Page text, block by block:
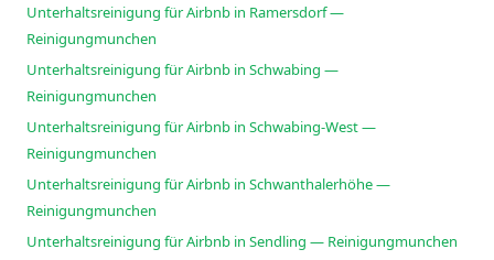
Unterhaltsreinigung für Airbnb in Ramersdorf —
Reinigungmunchen
Unterhaltsreinigung für Airbnb in Schwabing —
Reinigungmunchen
Unterhaltsreinigung für Airbnb in Schwabing-West —
Reinigungmunchen
Unterhaltsreinigung für Airbnb in Schwanthalerhöhe —
Reinigungmunchen
Unterhaltsreinigung für Airbnb in Sendling — Reinigungmunchen